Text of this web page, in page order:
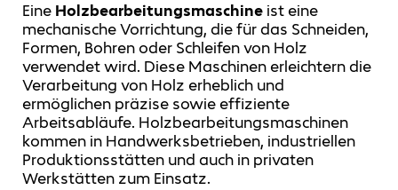
Eine Holzbearbeitungsmaschine ist eine
mechanische Vorrichtung, die für das Schneiden,
Formen, Bohren oder Schleifen von Holz
verwendet wird. Diese Maschinen erleichtern die
Verarbeitung von Holz erheblich und
ermöglichen präzise sowie effiziente
Arbeitsabläufe. Holzbearbeitungsmaschinen
kommen in Handwerksbetrieben, industriellen
Produktionsstätten und auch in privaten
Werkstätten zum Einsatz.